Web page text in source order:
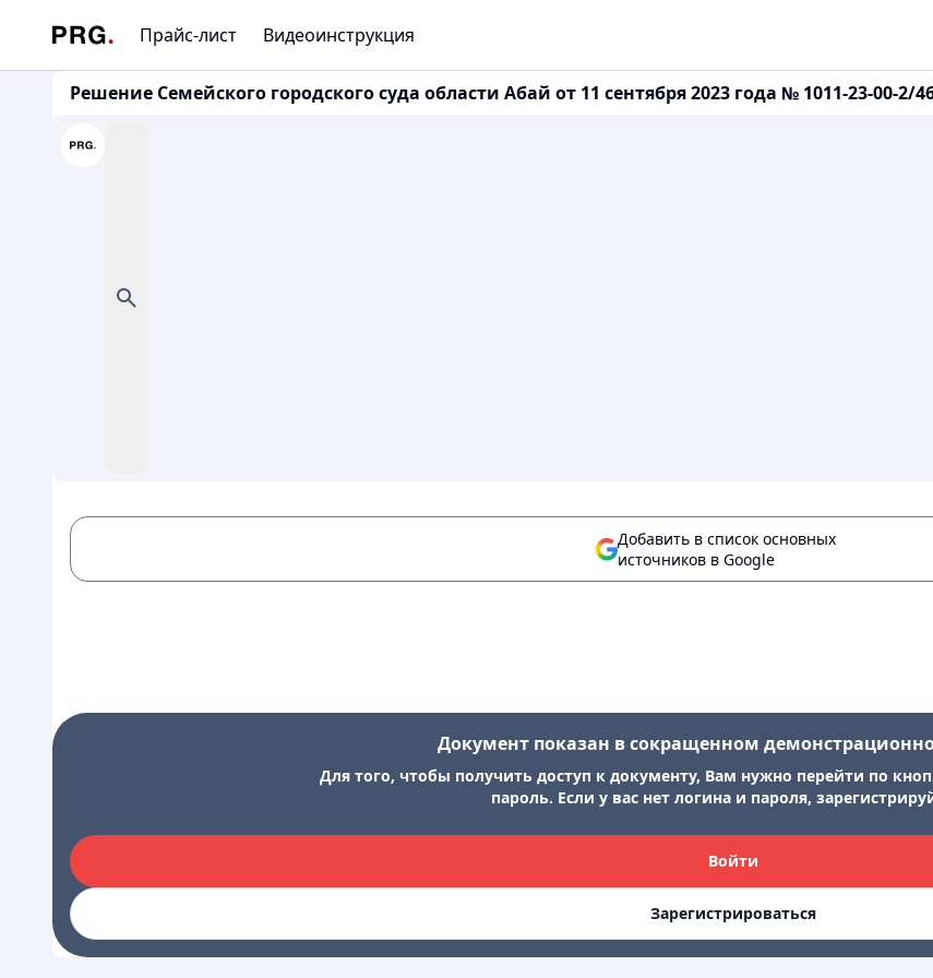
Прайс-лист Видеоинструкция
Решение Семейского городского суда области Абай от 11 сентября 2023 года № 1011-23-00-2/
Добавить в список основных
источников в Google
Документ показан в сокращенном
Для того, чтобы получить доступ к документу, Вам нужно перейти по
пароль. Если у вас нет логина и пароля,
Войти
Зарегистрироваться